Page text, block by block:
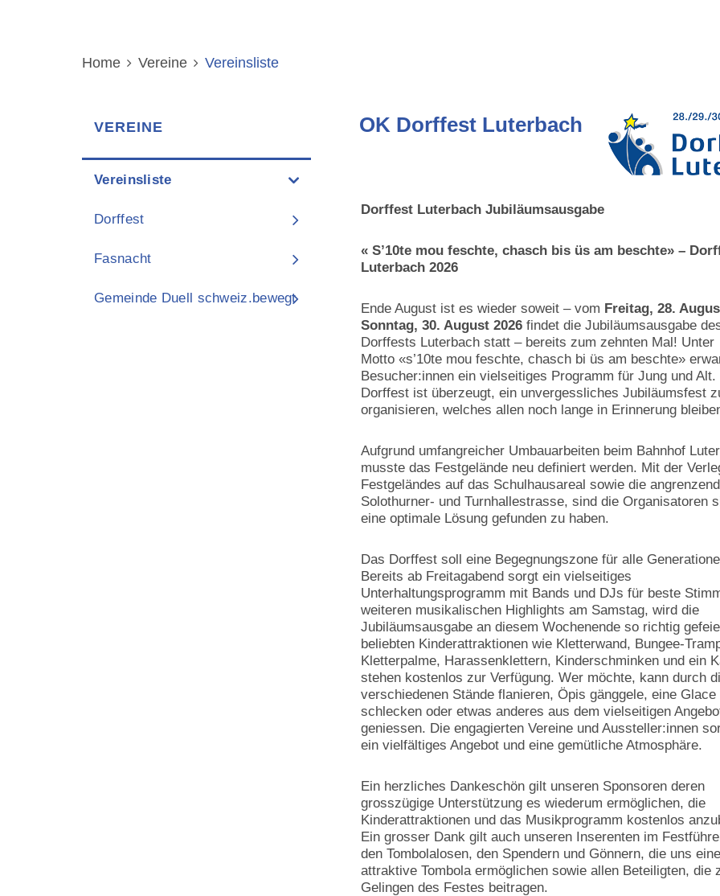
Home Vereine Vereinsliste
VEREINE
Vereinsliste
Dorffest
Fasnacht
Gemeinde Duell schweiz.bewegt
Inhalt
OK Dorffest Luterbach
Dorffest Luterbach Jubiläumsausgabe
« S’10te mou feschte, chasch bis üs am beschte» –
Luterbach 2026
Ende August ist es wieder soweit – vom Freitag, 28.
Sonntag, 30. August 2026 findet die Jubiläumsausgabe
Dorffests Luterbach statt – bereits zum zehnten Mal! Unter
Motto «s’10te mou feschte, chasch bi üs am beschte»
Besucher:innen ein vielseitiges Programm für Jung und Alt.
Dorffest ist überzeugt, ein unvergessliches Jubiläumsfest
organisieren, welches allen noch lange in Erinnerung
Aufgrund umfangreicher Umbauarbeiten beim Bahnhof
musste das Festgelände neu definiert werden. Mit der
Festgeländes auf das Schulhausareal sowie die
Solothurner- und Turnhallestrasse, sind die Organisatoren
eine optimale Lösung gefunden zu haben.
Das Dorffest soll eine Begegnungszone für alle
Bereits ab Freitagabend sorgt ein vielseitiges
Unterhaltungsprogramm mit Bands und DJs für beste
weiteren musikalischen Highlights am Samstag, wird die
Jubiläumsausgabe an diesem Wochenende so richtig
beliebten Kinderattraktionen wie Kletterwand, Bungee-
Kletterpalme, Harassenklettern, Kinderschminken und ein
stehen kostenlos zur Verfügung. Wer möchte, kann durch
verschiedenen Stände flanieren, Öpis gänggele, eine Glace
schlecken oder etwas anderes aus dem vielseitigen
geniessen. Die engagierten Vereine und Aussteller:innen
ein vielfältiges Angebot und eine gemütliche Atmosphäre.
Ein herzliches Dankeschön gilt unseren Sponsoren deren
grosszügige Unterstützung es wiederum ermöglichen, die
Kinderattraktionen und das Musikprogramm kostenlos
Ein grosser Dank gilt auch unseren Inserenten im
den Tombolalosen, den Spendern und Gönnern, die uns eine
attraktive Tombola ermöglichen sowie allen Beteiligten, die
Gelingen des Festes beitragen.